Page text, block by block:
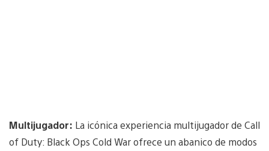
Multijugador: La icónica experiencia multijugador de Call
of Duty: Black Ops Cold War ofrece un abanico de modos